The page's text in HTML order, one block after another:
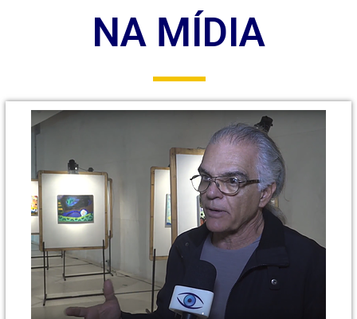
NA MÍDIA